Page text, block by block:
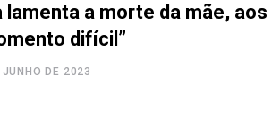
lamenta a morte da mãe, aos
difícil”
JUNHO DE 2023